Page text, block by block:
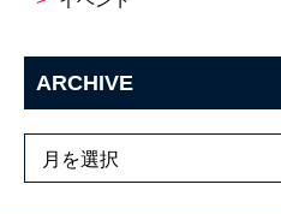
ARCHIVE